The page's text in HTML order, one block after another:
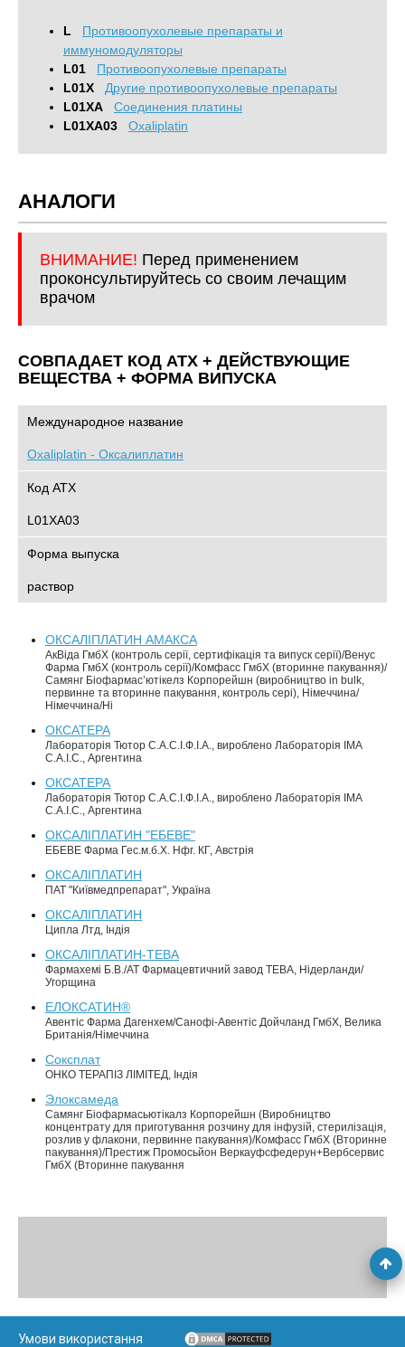
L
Противоопухолевые препараты и
иммуномодуляторы
L01
Противоопухолевые препараты
L01X
Другие противоопухолевые препараты
L01XA
Соединения платины
L01XA03
Oxaliplatin
АНАЛОГИ
ВНИМАНИЕ! Перед применением
проконсультируйтесь со своим лечащим
врачом
СОВПАДАЕТ КОД ATХ + ДЕЙСТВУЮЩИЕ
ВЕЩЕСТВА + ФОРМА ВИПУСКА
Международное название
Oxaliplatin - Оксалиплатин
Код АТХ
L01XA03
Форма выпуска
раствор
ОКСАЛІПЛАТИН АМАКСА
АкВіда ГмбХ (контроль серії, сертифікація та випуск серії)/Венус
Фарма ГмбХ (контроль серії)/Комфасс ГмбХ (вторинне пакування)/
Самянг Біофармас’ютікелз Корпорейшн (виробництво in bulk,
первинне та вторинне пакування, контроль сері), Німеччина/
Німеччина/Ні
ОКСАТЕРА
Лабораторія Тютор С.А.С.І.Ф.І.А., вироблено Лабораторія ІМА
С.А.І.С., Аргентина
ОКСАТЕРА
Лабораторія Тютор С.А.С.І.Ф.І.А., вироблено Лабораторія ІМА
С.А.І.С., Аргентина
ОКСАЛІПЛАТИН "ЕБЕВЕ"
ЕБЕВЕ Фарма Гес.м.б.Х. Нфг. КГ, Австрія
ОКСАЛІПЛАТИН
ПАТ "Київмедпрепарат", Україна
ОКСАЛІПЛАТИН
Ципла Лтд, Індія
ОКСАЛІПЛАТИН-ТЕВА
Фармахемі Б.В./АТ Фармацевтичний завод ТЕВА, Нідерланди/
Угорщина
ЕЛОКСАТИН®
Авентіс Фарма Дагенхем/Санофі-Авентіс Дойчланд ГмбХ, Велика
Британія/Німеччина
Соксплат
ОНКО ТЕРАПІЗ ЛІМІТЕД, Індія
Элоксамеда
Самянг Біофармасьютікалз Корпорейшн (Виробництво
концентрату для приготування розчину для інфузій, стерилізація,
розлив у флакони, первинне пакування)/Комфасс ГмбХ (Вторинне
пакування)/Престиж Промосьйон Веркауфсфедерун+Вербсервис
ГмбХ (Вторинне пакування
Умови використання